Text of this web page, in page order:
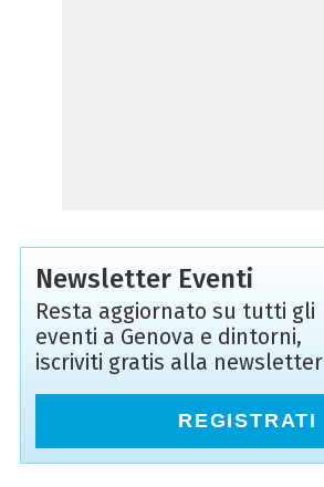
Newsletter Eventi
Resta aggiornato su tutti gli
eventi a Genova e dintorni,
iscriviti gratis alla newsletter
REGISTRATI